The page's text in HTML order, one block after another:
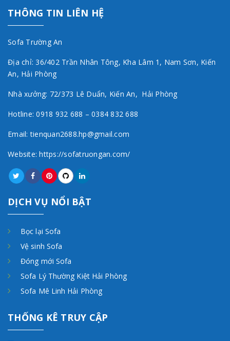
THÔNG TIN LIÊN HỆ
Sofa Trường An
Địa chỉ: 36/402 Trần Nhân Tông, Kha Lâm 1, Nam Sơn, Kiến
An, Hải Phòng
Nhà xưởng: 72/373 Lê Duẩn, Kiến An, Hải Phòng
Hotline: 0918 932 688 – 0384 832 688
Email: tienquan2688.hp@gmail.com
Website: https://sofatruongan.com/
DỊCH VỤ NỔI BẬT
Bọc lại Sofa
Vệ sinh Sofa
Đóng mới Sofa
Sofa Lý Thường Kiệt Hải Phòng
Sofa Mê Linh Hải Phòng
THỐNG KÊ TRUY CẬP